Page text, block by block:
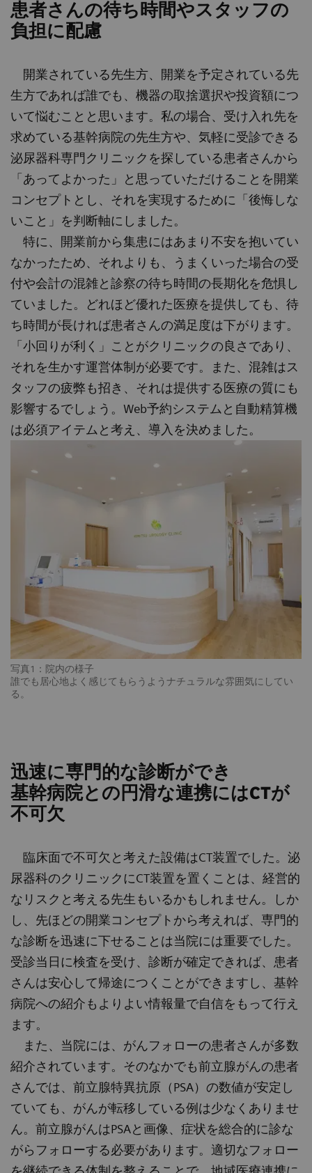
写真1：院内の様子
誰でも居心地よく感じてもらうようナチュラルな雰囲気にしてい
る。
患者さんの待ち時間やスタッフの
負担に配慮
開業されている先生方、開業を予定されている先
生方であれば誰でも、機器の取捨選択や投資額につ
いて悩むことと思います。私の場合、受け入れ先を
求めている基幹病院の先生方や、気軽に受診できる
泌尿器科専門クリニックを探している患者さんから
「あってよかった」と思っていただけることを開業
コンセプトとし、それを実現するために「後悔しな
いこと」を判断軸にしました。
特に、開業前から集患にはあまり不安を抱いてい
なかったため、それよりも、うまくいった場合の受
付や会計の混雑と診察の待ち時間の長期化を危惧し
ていました。どれほど優れた医療を提供しても、待
ち時間が長ければ患者さんの満足度は下がります。
「小回りが利く」ことがクリニックの良さであり、
それを生かす運営体制が必要です。また、混雑はス
タッフの疲弊も招き、それは提供する医療の質にも
影響するでしょう。Web予約システムと自動精算機
は必須アイテムと考え、導入を決めました。
迅速に専門的な診断ができ
基幹病院との円滑な連携にはCTが
不可欠
臨床面で不可欠と考えた設備はCT装置でした。泌
尿器科のクリニックにCT装置を置くことは、経営的
なリスクと考える先生もいるかもしれません。しか
し、先ほどの開業コンセプトから考えれば、専門的
な診断を迅速に下せることは当院には重要でした。
受診当日に検査を受け、診断が確定できれば、患者
さんは安心して帰途につくことができますし、基幹
病院への紹介もよりよい情報量で自信をもって行え
ます。
また、当院には、がんフォローの患者さんが多数
紹介されています。そのなかでも前立腺がんの患者
さんでは、前立腺特異抗原（PSA）の数値が安定し
ていても、がんが転移している例は少なくありませ
ん。前立腺がんはPSAと画像、症状を総合的に診な
がらフォローする必要があります。適切なフォロー